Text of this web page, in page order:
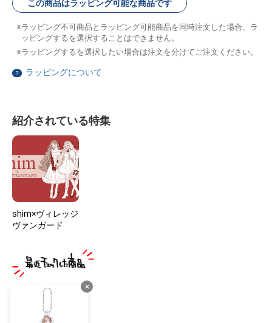
この商品はラッピング可能な商品です
ラッピング不可商品とラッピング可能商品を同時注文した場合、ラ
ッピングするを選択することはできません。
ラッピングするを選択したい場合は注文を分けてご注文ください。
？ ラッピングについて
紹介されている特集
shim×ヴィレッジ
ヴァンガード
×